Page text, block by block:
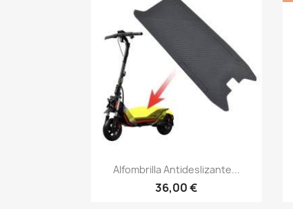
Vista rápida
Alfombrilla Antideslizante...
36,00 €